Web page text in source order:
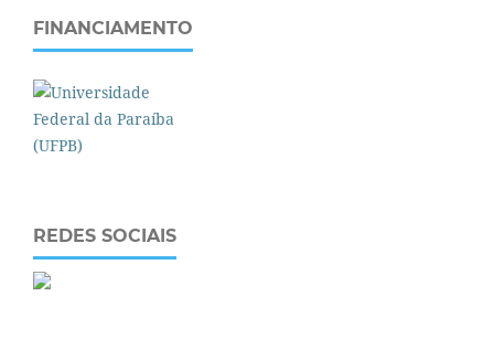
FINANCIAMENTO
REDES SOCIAIS